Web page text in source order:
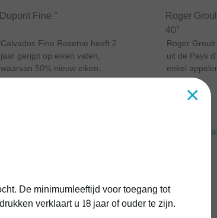
Dupont Fine °
Calvados Fine Reserve heeft 2
jaar gerijpt op eiken vaten,
waarvan 50% nieuw eiken.
Roger
40°
Roger
uit de Pays
enkel
te maken en
×
De minimumleeftijd voor toegang tot
verklaart u 18 jaar of ouder te zijn.